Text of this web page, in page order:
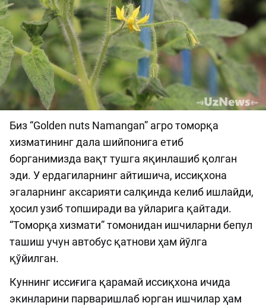
Биз “Golden nuts Namangan” агро томорқа
хизматининг дала шийпонига етиб
борганимизда вақт тушга яқинлашиб қолган
эди. У ердагиларнинг айтишича, иссиқхона
эгаларнинг аксарияти салқинда келиб ишлайди,
ҳосил узиб топширади ва уйларига қайтади.
“Томорқа хизмати” томонидан ишчиларни бепул
ташиш учун автобус қатнови ҳам йўлга
қўйилган.
Куннинг иссиғига қарамай иссиқхона ичида
экинларини парваришлаб юрган ишчилар ҳам